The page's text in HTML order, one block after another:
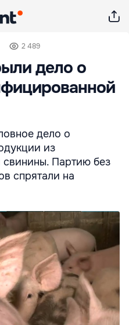
2 489
дело о
дело о
из
Партию без
спрятали на